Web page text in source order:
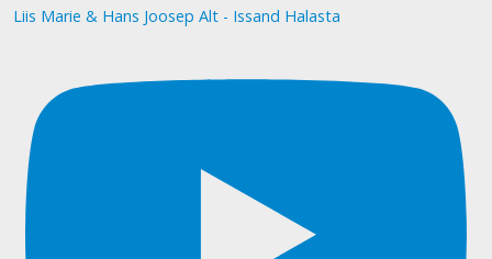
Liis Marie & Hans Joosep Alt - Issand Halasta